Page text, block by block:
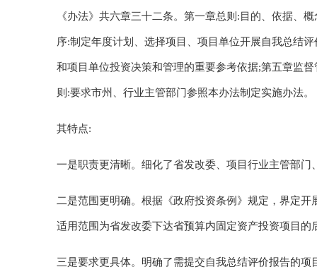
《办法》共六章三十二条。第一章总则:目的、依据、
序:制定年度计划、选择项目、项目单位开展自我总结
和项目单位投资决策和管理的重要参考依据;第五章监
则:要求市州、行业主管部门参照本办法制定实施办法。
其特点:
一是职责更清晰。细化了省发改委、项目行业主管部
二是范围更明确。根据《政府投资条例》规定，界定
适用范围为省发改委下达省预算内固定资产投资项目的
三是要求更具体。明确了需提交自我总结评价报告的